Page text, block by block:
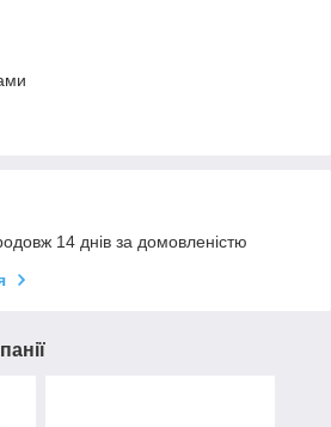
14 днів за домовленістю